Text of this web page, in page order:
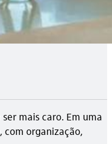
mais caro. Em uma
com organização,